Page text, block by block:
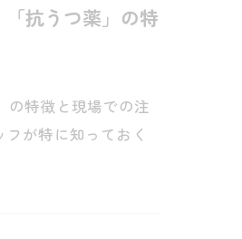
抗うつ薬」の特
の特徴と現場での注
が特に知っておく